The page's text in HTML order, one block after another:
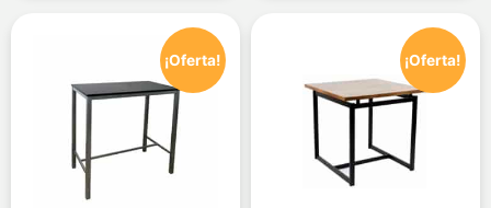
¡Oferta! ¡Oferta!